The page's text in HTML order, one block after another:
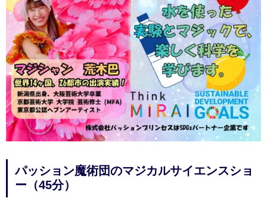
パッション魔術団のマジカルサイエンスショ
ー（45分）